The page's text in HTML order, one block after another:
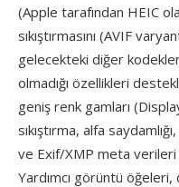
(Apple tarafından HEIC
sıkıştırmasını (AVIF
gelecekteki diğer kodekleri
olmadığı özellikleri
geniş renk gamları
sıkıştırma, alfa
ve Exif/XMP meta
Yardımcı görüntü